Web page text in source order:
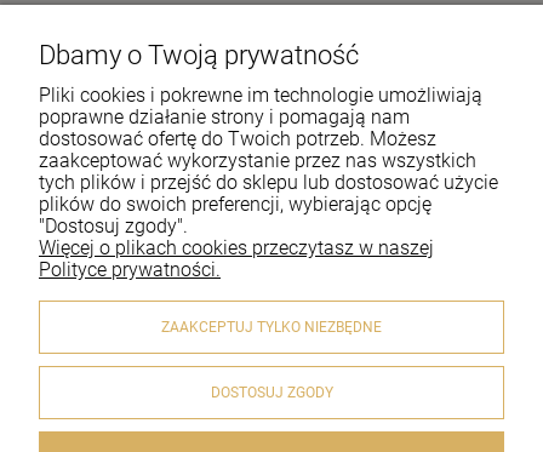
Pomoc
Moje konto
Płatności i dostawa
Informacje
O nas
© 2020 artykulyreligijne.pl . Wszelkie prawa zastrzeżone.
Styl graficzny i aplikacje ShopGadget.pl
Sklep internetowy
Dbamy o Twoją prywatność
Pliki cookies i pokrewne im technologie umożliwiają
poprawne działanie strony i pomagają nam
dostosować ofertę do Twoich potrzeb. Możesz
zaakceptować wykorzystanie przez nas wszystkich
tych plików i przejść do sklepu lub dostosować użycie
plików do swoich preferencji, wybierając opcję
"Dostosuj zgody".
Więcej o plikach cookies przeczytasz w naszej
Polityce prywatności.
ZAAKCEPTUJ TYLKO NIEZBĘDNE
DOSTOSUJ ZGODY